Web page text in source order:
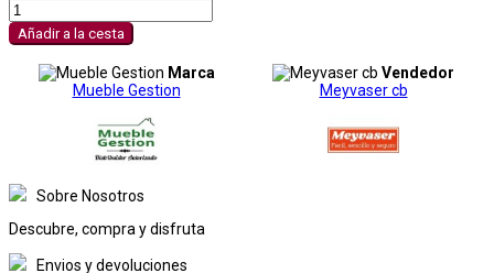
Añadir a la cesta
Marca
Mueble Gestion
Vendedor
Meyvaser cb
Sobre Nosotros
Descubre, compra y disfruta
Envios y devoluciones